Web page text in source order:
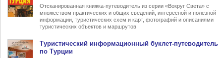
Отсканированная книжка-путеводитель из серии «Вокруг Света» с
множеством практических и общих сведений, интересной и полезной
информации, туристических схем и карт, фотографий и описаниями
туристических объектов и маршрутов
Туристический информационный буклет-путеводитель
по Турции